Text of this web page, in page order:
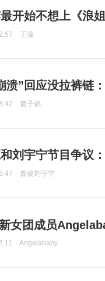
开始不想上《浪
王濛
溃”回应没拉裤链
黄子韬
刘宇宁节目争议
龚俊刘宇宁
女团成员
Angelababy